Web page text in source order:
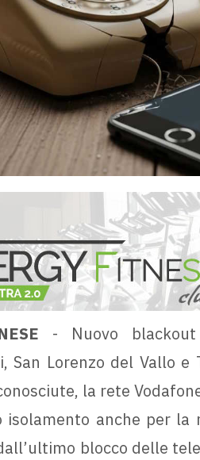
- Nuovo
San Lorenzo del Vallo
la rete
isolamento anche per
blocco delle